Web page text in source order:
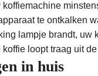
te ontkalken
lampje brandt, uw
loopt traag uit
in huis